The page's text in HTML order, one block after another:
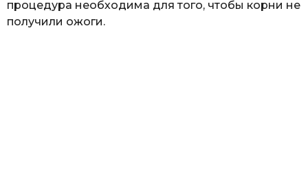
процедура необходима для того, чтобы корни не
получили ожоги.